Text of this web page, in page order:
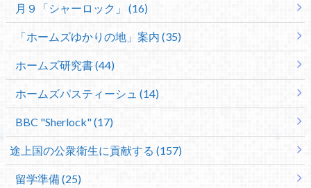
月９「シャーロック」 (16)
「ホームズゆかりの地」案内 (35)
ホームズ研究書 (44)
ホームズパスティーシュ (14)
BBC "Sherlock" (17)
途上国の公衆衛生に貢献する (157)
留学準備 (25)